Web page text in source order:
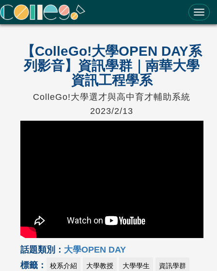
ColleGo! 大學選才與高中育才輔助系統
【ColleGo!大學OPEN DAY系
列影音】資訊學群｜南華大學
資訊工程學系
ColleGo!大學選才與高中育才輔助系統
2023/2/13
話題類別： 大學OPEN DAY
標籤：
校系介紹 大學教授 大學學生 資訊學群